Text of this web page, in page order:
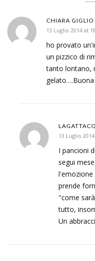
CHIARA GIGLIO
13 Luglio 2014 at
ho provato
un pizzico di
tanto lontano,
13 Luglio
I pancioni
segui
l'emozione
prende
"come
tutto,
Un